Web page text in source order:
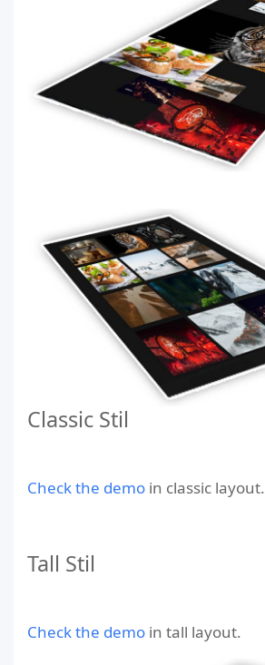
Classic Stil
Check the demo in classic layout.
Tall Stil
Check the demo in tall layout.